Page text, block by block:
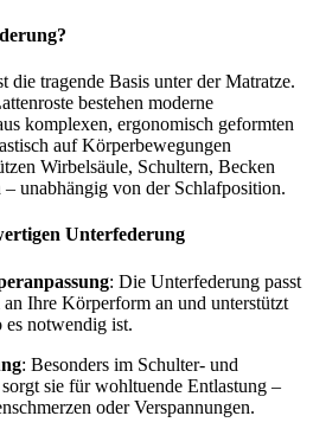
die tragende Basis unter der Matratze.
bestehen moderne
komplexen, ergonomisch geformten
auf Körperbewegungen
Wirbelsäule, Schultern, Becken
unabhängig von der Schlafposition.
Unterfederung
: Die Unterfederung passt
Ihre Körperform an und unterstützt
notwendig ist.
: Besonders im Schulter- und
sie für wohltuende Entlastung –
oder Verspannungen.